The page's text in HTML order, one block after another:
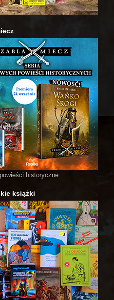
historyczne
książki